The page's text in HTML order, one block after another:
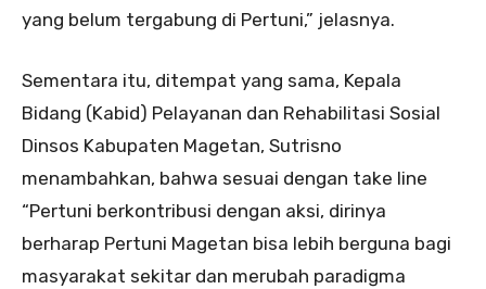
yang belum tergabung di Pertuni,” jelasnya.
Sementara itu, ditempat yang sama, Kepala
Bidang (Kabid) Pelayanan dan Rehabilitasi Sosial
Dinsos Kabupaten Magetan, Sutrisno
menambahkan, bahwa sesuai dengan take line
“Pertuni berkontribusi dengan aksi, dirinya
berharap Pertuni Magetan bisa lebih berguna bagi
masyarakat sekitar dan merubah paradigma